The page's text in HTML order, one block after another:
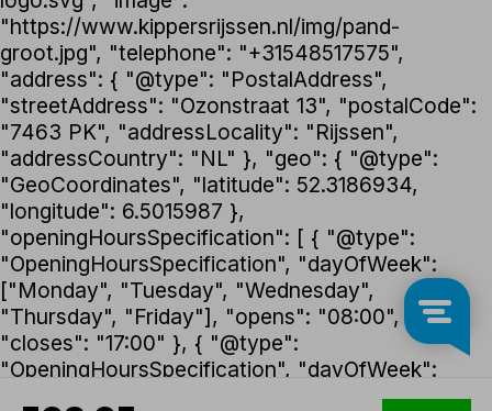
"https://www.kippersrijssen.nl/img/pand-
groot.jpg", "telephone": "+31548517575",
"address": { "@type": "PostalAddress",
"streetAddress": "Ozonstraat 13", "postalCode":
"7463 PK", "addressLocality": "Rijssen",
"addressCountry": "NL" }, "geo": { "@type":
"GeoCoordinates", "latitude": 52.3186934,
"longitude": 6.5015987 },
"openingHoursSpecification": [ { "@type":
"OpeningHoursSpecification", "dayOfWeek":
["Monday", "Tuesday", "Wednesday",
"Thursday", "Friday"], "opens": "08:00",
"closes": "17:00" }, { "@type":
"OpeningHoursSpecification", "dayOfWeek":
"Saturday", "opens": "08:30", "closes": "12:30" }